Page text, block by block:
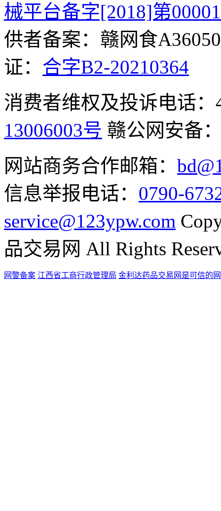
械平台备字[2018]第
供者备案：赣网食
证： 合字B2-20210364
消费者维权及投诉电话：
13006003号 赣公网安备
网站商务合作邮箱：
信息举报电话： 0790-
service@123ypw.com
品交易网 All Rights
网警备案 江西省工商行政管理局 金利达药品交易网是可信的